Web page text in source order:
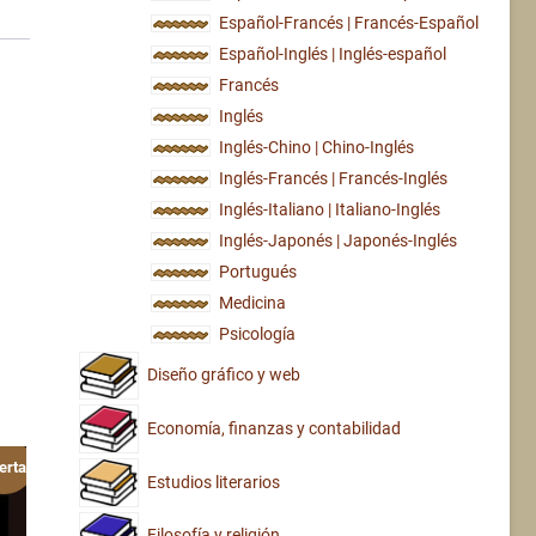
Español-Francés | Francés-Español
Español-Inglés | Inglés-español
Francés
Inglés
Inglés-Chino | Chino-Inglés
Inglés-Francés | Francés-Inglés
Inglés-Italiano | Italiano-Inglés
Inglés-Japonés | Japonés-Inglés
Portugués
Medicina
Psicología
Diseño gráfico y web
Economía, finanzas y contabilidad
Estudios literarios